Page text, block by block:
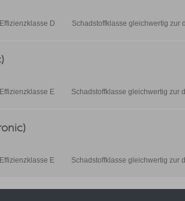
Effizienzklasse D Schadstoffklasse gleichwertig zur
Effizienzklasse E Schadstoffklasse gleichwertig zur
Effizienzklasse E Schadstoffklasse gleichwertig zur